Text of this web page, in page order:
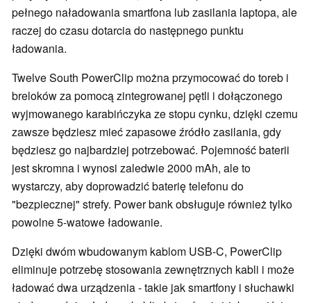
pełnego naładowania smartfona lub zasilania laptopa, ale
raczej do czasu dotarcia do następnego punktu
ładowania.
Twelve South PowerClip można przymocować do toreb i
breloków za pomocą zintegrowanej pętli i dołączonego
wyjmowanego karabińczyka ze stopu cynku, dzięki czemu
zawsze będziesz mieć zapasowe źródło zasilania, gdy
będziesz go najbardziej potrzebować. Pojemność baterii
jest skromna i wynosi zaledwie 2000 mAh, ale to
wystarczy, aby doprowadzić baterię telefonu do
"bezpiecznej" strefy. Power bank obsługuje również tylko
powolne 5-watowe ładowanie.
Dzięki dwóm wbudowanym kablom USB-C, PowerClip
eliminuje potrzebę stosowania zewnętrznych kabli i może
ładować dwa urządzenia - takie jak smartfony i słuchawki